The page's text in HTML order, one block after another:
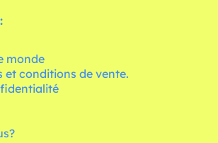
monde
et conditions de vente.